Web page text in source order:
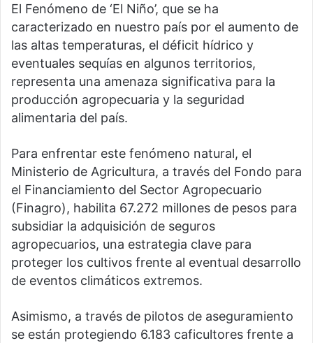
El Fenómeno de ‘El Niño’, que se ha
caracterizado en nuestro país por el aumento de
las altas temperaturas, el déficit hídrico y
eventuales sequías en algunos territorios,
representa una amenaza significativa para la
producción agropecuaria y la seguridad
alimentaria del país.
Para enfrentar este fenómeno natural, el
Ministerio de Agricultura, a través del Fondo para
el Financiamiento del Sector Agropecuario
(Finagro), habilita 67.272 millones de pesos para
subsidiar la adquisición de seguros
agropecuarios, una estrategia clave para
proteger los cultivos frente al eventual desarrollo
de eventos climáticos extremos.
Asimismo, a través de pilotos de aseguramiento
se están protegiendo 6.183 caficultores frente a